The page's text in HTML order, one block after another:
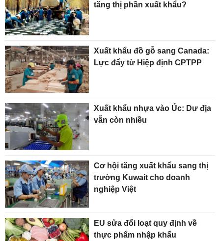
tăng thị phần xuất khẩu?
Xuất khẩu đồ gỗ sang Canada:
Lực đẩy từ Hiệp định CPTPP
Xuất khẩu nhựa vào Úc: Dư địa
vẫn còn nhiều
Cơ hội tăng xuất khẩu sang thị
trường Kuwait cho doanh
nghiệp Việt
EU sửa đổi loạt quy định về
thực phẩm nhập khẩu